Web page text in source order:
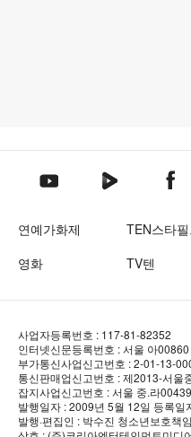
텐아시아 유튜브텐아시아 네이버
텐
연예가화제 TEN스타필
영화
TV텐
사업자등록번호 : 117-81-82352
인터넷신문등록번호 : 서울 아00860
부가통신사업신고번호 : 2-01-13-
통신판매업신고번호 : 제2013-서울
잡지사업신고번호 : 서울 중.라00439
발행일자 : 2009년 5월 12일 등록일
발행·편집인 : 박수진 청소년보호책